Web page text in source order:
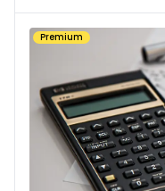
de leasingnemer.
Premium